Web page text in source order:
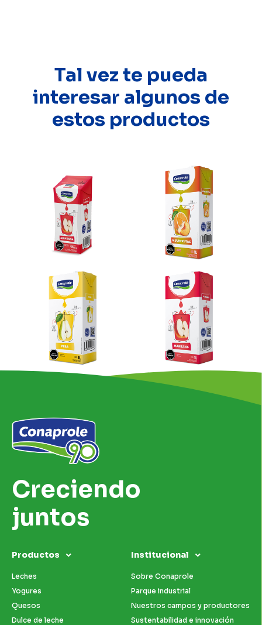
Tal vez te pueda
interesar algunos de
estos productos
Creciendo
juntos
Productos
Leches
Yogures
Quesos
Dulce de leche
Institucional
Sobre Conaprole
Parque industrial
Nuestros campos y productores
Sustentabilidad e innovación